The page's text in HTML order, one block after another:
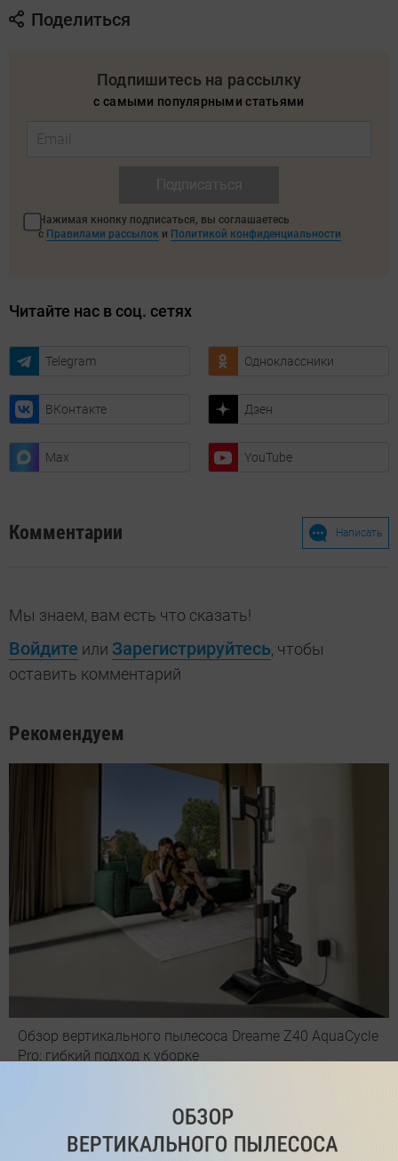
Поделиться
Подпишитесь на рассылку
с самыми популярными статьями
Нажимая кнопку подписаться, вы соглашаетесь
с Правилами рассылок и Политикой конфиденциальности
Читайте нас в соц. сетях
Telegram Одноклассники
ВКонтакте Дзен
Max YouTube
Комментарии Написать
Мы знаем, вам есть что сказать!
Войдите или Зарегистрируйтесь, чтобы
оставить комментарий
Рекомендуем
Обзор вертикального пылесоса Dreame Z40 AquaCycle
Pro: гибкий подход к уборке